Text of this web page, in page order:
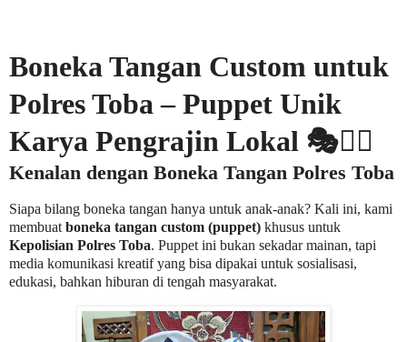
Boneka Tangan Custom untuk
Polres Toba – Puppet Unik
Karya Pengrajin Lokal 🎭👮‍♂️
Kenalan dengan Boneka Tangan Polres Toba
Siapa bilang boneka tangan hanya untuk anak-anak? Kali ini, kami
membuat boneka tangan custom (puppet) khusus untuk
Kepolisian Polres Toba. Puppet ini bukan sekadar mainan, tapi
media komunikasi kreatif yang bisa dipakai untuk sosialisasi,
edukasi, bahkan hiburan di tengah masyarakat.